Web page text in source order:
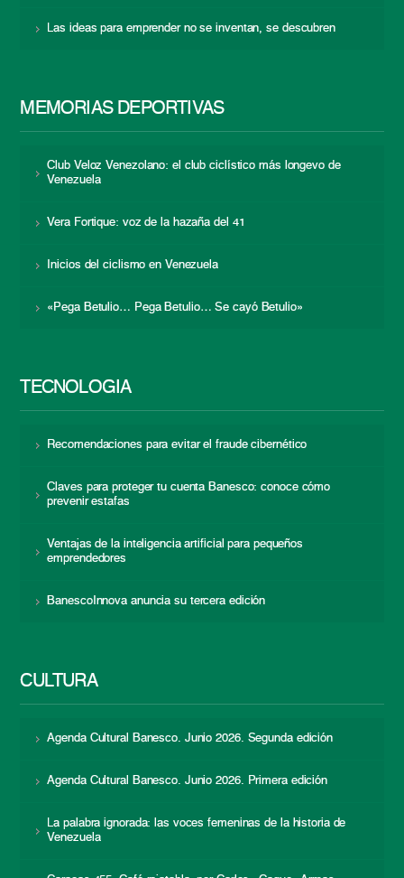
Las ideas para emprender no se inventan, se descubren
MEMORIAS DEPORTIVAS
Club Veloz Venezolano: el club ciclístico más longevo de
Venezuela
Vera Fortique: voz de la hazaña del 41
Inicios del ciclismo en Venezuela
«Pega Betulio… Pega Betulio… Se cayó Betulio»
TECNOLOGÍA
Recomendaciones para evitar el fraude cibernético
Claves para proteger tu cuenta Banesco: conoce cómo
prevenir estafas
Ventajas de la inteligencia artificial para pequeños
emprendedores
BanescoInnova anuncia su tercera edición
CULTURA
Agenda Cultural Banesco. Junio 2026. Segunda edición
Agenda Cultural Banesco. Junio 2026. Primera edición
La palabra ignorada: las voces femeninas de la historia de
Venezuela